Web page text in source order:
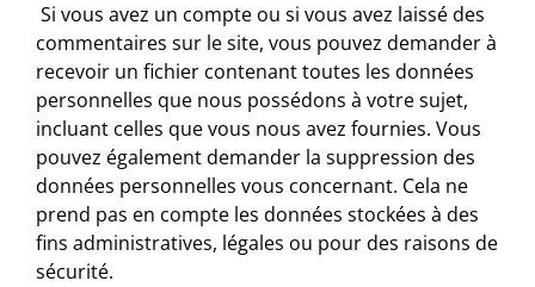
Si vous avez un compte ou si vous avez laissé des
commentaires sur le site, vous pouvez demander à
recevoir un fichier contenant toutes les données
personnelles que nous possédons à votre sujet,
incluant celles que vous nous avez fournies. Vous
pouvez également demander la suppression des
données personnelles vous concernant. Cela ne
prend pas en compte les données stockées à des
fins administratives, légales ou pour des raisons de
sécurité.